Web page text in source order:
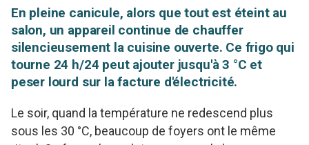
En pleine canicule, alors que tout est éteint au
salon, un appareil continue de chauffer
silencieusement la cuisine ouverte. Ce frigo qui
tourne 24 h/24 peut ajouter jusqu'à 3 °C et
peser lourd sur la facture d'électricité.
Le soir, quand la température ne redescend plus
sous les 30 °C, beaucoup de foyers ont le même